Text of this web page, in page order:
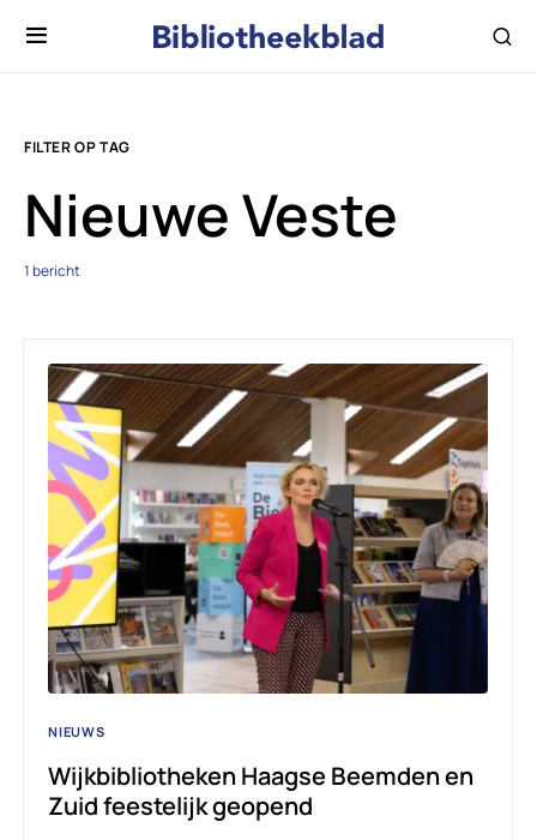
FILTER OP TAG
Nieuwe Veste
1 bericht
NIEUWS
Wijkbibliotheken Haagse Beemden en
Zuid feestelijk geopend